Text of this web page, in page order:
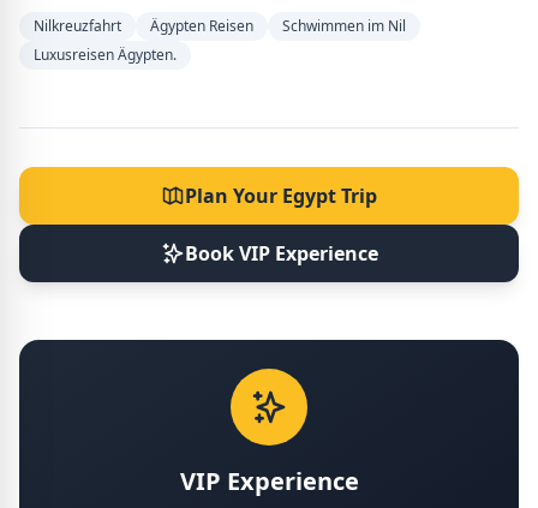
Nilkreuzfahrt Ägypten Reisen
Schwimmen im Nil
Luxusreisen Ägypten.
Plan Your Egypt Trip
Book VIP Experience
VIP Experience